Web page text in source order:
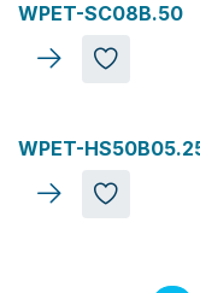
WPET-SC08B.50
WPET-